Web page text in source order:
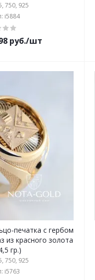
750, 925
i5884
руб./шт
печатка с гербом
из красного золота
гр.)
750, 925
i5763